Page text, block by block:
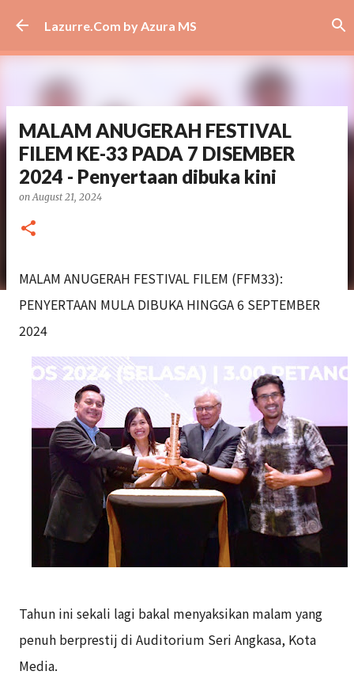
Skip to main content
Lazurre.Com by Azura MS
MALAM ANUGERAH FESTIVAL
FILEM KE-33 PADA 7 DISEMBER
2024 - Penyertaan dibuka kini
onAugust 21, 2024
MALAM ANUGERAH FESTIVAL FILEM (FFM33):
PENYERTAAN MULA DIBUKA HINGGA 6 SEPTEMBER
2024
Tahun ini sekali lagi bakal menyaksikan malam yang
penuh berprestij di Auditorium Seri Angkasa, Kota
Media.